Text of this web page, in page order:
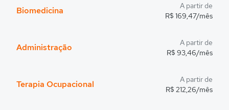
Biomedicina
A partir de
R$ 169,47/mês
Administração
A partir de
R$ 93,46/mês
Terapia Ocupacional
A partir de
R$ 212,26/mês